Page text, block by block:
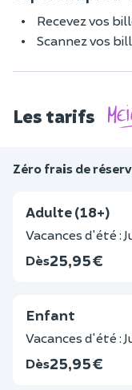
Recevez vos
Scannez vos
Les tarifs
Zéro frais de
Adulte (18+)
Vacances d'été :
Dès25,95 €
Enfant
Vacances d'été :
Dès25,95 €